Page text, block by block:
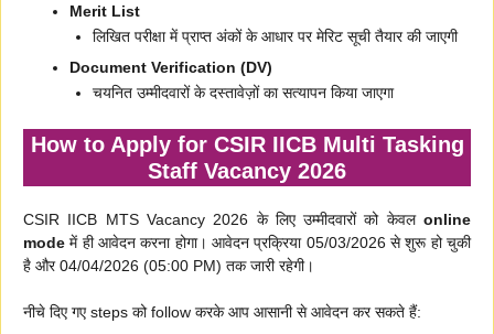
Merit List
लिखित परीक्षा में प्राप्त अंकों के आधार पर मेरिट सूची तैयार की जाएगी
Document Verification (DV)
चयनित उम्मीदवारों के दस्तावेज़ों का सत्यापन किया जाएगा
How to Apply for CSIR IICB Multi Tasking
Staff Vacancy 2026
CSIR IICB MTS Vacancy 2026 के लिए उम्मीदवारों को केवल online
mode में ही आवेदन करना होगा। आवेदन प्रक्रिया 05/03/2026 से शुरू हो चुकी
है और 04/04/2026 (05:00 PM) तक जारी रहेगी।
नीचे दिए गए steps को follow करके आप आसानी से आवेदन कर सकते हैं: